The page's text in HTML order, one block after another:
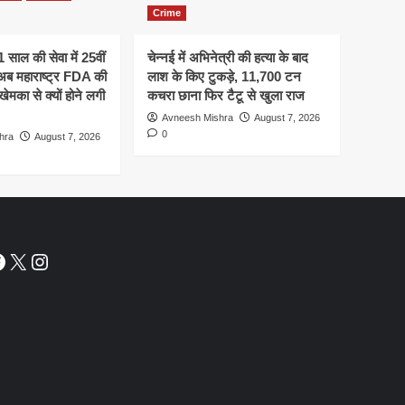
साल की सेवा में 25वीं
महाराष्ट्र FDA की
से क्यों होने लगी
August 7, 2026
Crime
चेन्नई में अभिनेत्री की हत्या के बाद
लाश के किए टुकड़े, 11,700 टन
कचरा छाना फिर टैटू से खुला राज
Avneesh Mishra
August 7, 2026
0
X Instagram